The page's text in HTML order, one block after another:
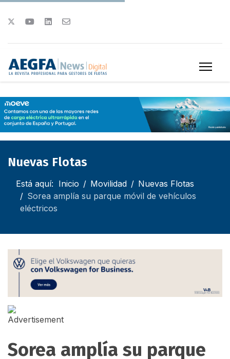
Nuevas Flotas
Está aquí: Inicio Movilidad
Nuevas Flotas
Sorea amplía su parque móvil de vehículos
eléctricos
Sorea amplía su parque